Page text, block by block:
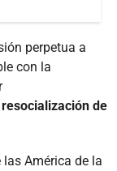
perpetua a
con la
de
América de la